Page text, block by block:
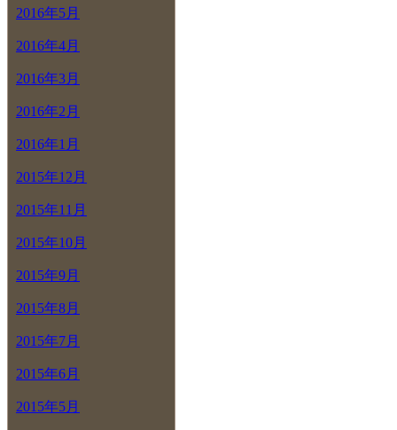
2016年5月
2016年4月
2016年3月
2016年2月
2016年1月
2015年12月
2015年11月
2015年10月
2015年9月
2015年8月
2015年7月
2015年6月
2015年5月